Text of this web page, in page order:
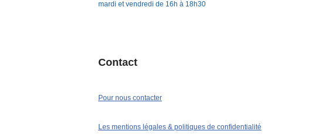
mardi et vendredi de 16h à 18h30
Contact
Pour nous contacter
Les mentions légales & politiques de confidentialité